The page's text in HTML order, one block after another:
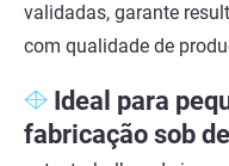
validadas, garante
com qualidade de
Ideal para
fabricação sob